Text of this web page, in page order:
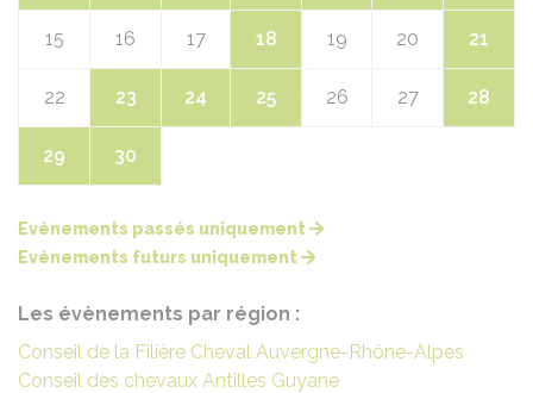
15 16 17 18 19 20 21
22 23 24 25 26 27 28
29 30
Evènements passés uniquement
Evènements futurs uniquement
Les évènements par région :
Conseil de la Filière Cheval Auvergne-Rhône-Alpes
Conseil des chevaux Antilles Guyane